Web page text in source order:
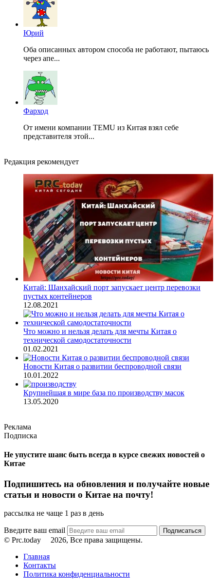
Юрий
Оба описанных автором способа не работают, пытаюсь
через апе...
Фарход
От имени компании TEMU из Китая взял себе
представителя этой...
Редакция рекомендует
Китай: Шанхайский порт запускает центр перевозки
пустых контейнеров
12.08.2021
Что можно и нельзя делать для мечты Китая о
технической самодостаточности
01.02.2021
Новости Китая о развитии беспроводной связи
10.01.2022
Крупнейшая в мире база по производству масок
13.05.2020
Реклама
Подписка
Не упустите шанс быть всегда в курсе свежих новостей о
Китае
Подпишитесь на обновления и получайте новые
статьи и новости о Китае на почту!
рассылка не чаще 1 раз в день
Введите ваш email
© Prc.today
2026, Все права защищены.
Главная
Контакты
Политика конфиденциальности